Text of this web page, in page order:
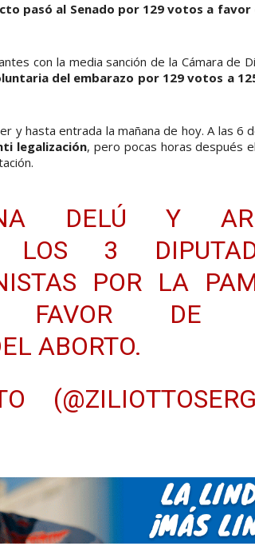
pasó al Senado por 129 votos a
con la media sanción de la Cámara de
del embarazo por 129 votos a
y hasta entrada la mañana de hoy. A las 6
legalización, pero pocas horas después
DELÚ Y
LOS 3
POR LA
FAVOR DE
ABORTO.